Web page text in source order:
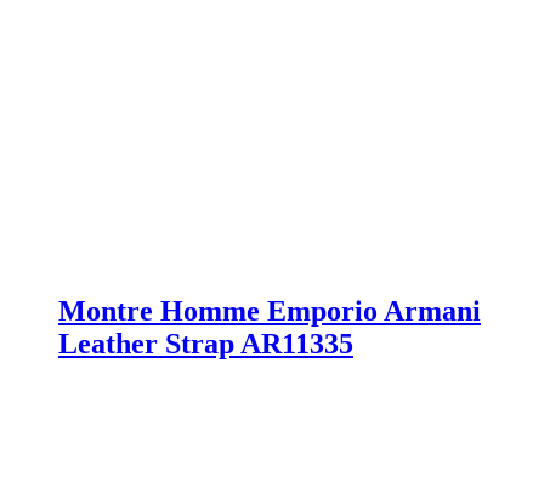
Montre Homme Emporio Armani
Leather Strap AR11335